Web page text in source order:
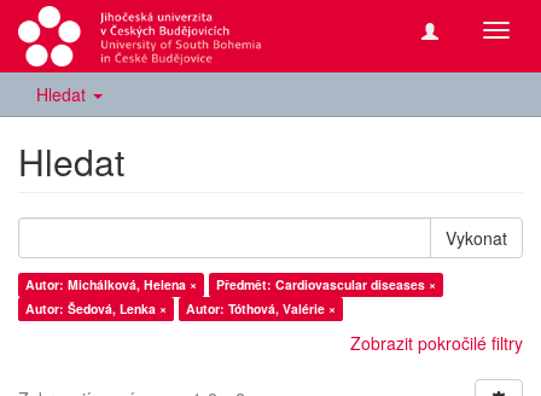
Hledat
Hledat
Vykonat
Autor: Michálková, Helena ×
Předmět: Cardiovascular diseases ×
Autor: Šedová, Lenka ×
Autor: Tóthová, Valérie ×
Zobrazit pokročilé filtry